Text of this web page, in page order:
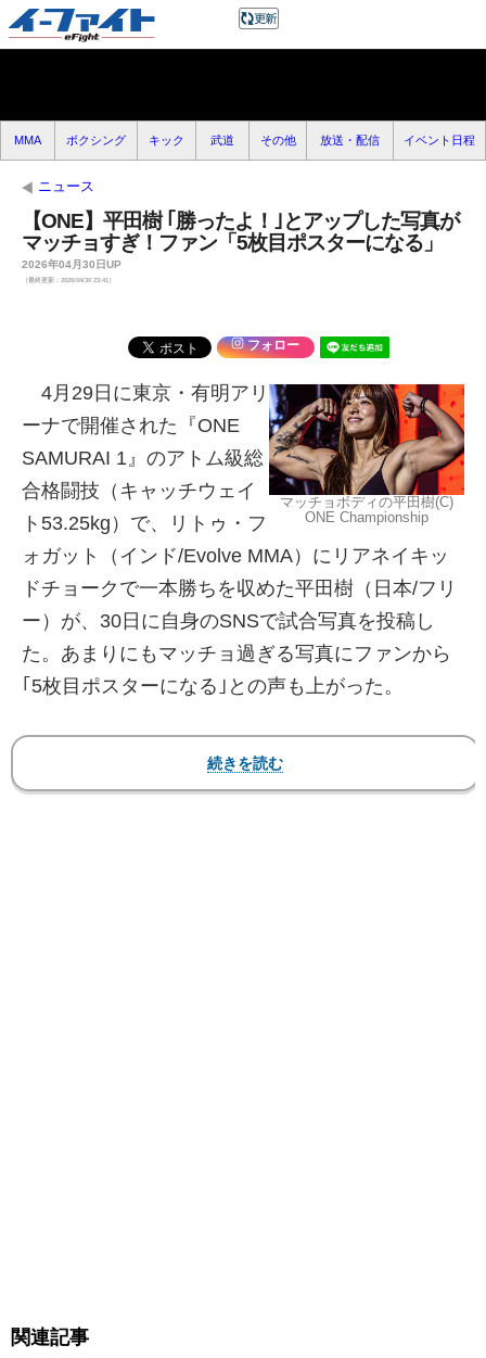
MMA ボクシング キック 武道 その他 放送・配信 イベント日程
ニュース
【ONE】平田樹 ｢勝ったよ！｣とアップした写真が
マッチョすぎ！ファン「5枚目ポスターになる」
2026年04月30日UP
（最終更新：2026/04/30 23:41）
フォロー
マッチョボディの平田樹(C)
ONE Championship
4月29日に東京・有明アリ
ーナで開催された『ONE
SAMURAI 1』のアトム級総
合格闘技（キャッチウェイ
ト53.25kg）で、リトゥ・フ
ォガット（インド/Evolve MMA）にリアネイキッ
ドチョークで一本勝ちを収めた平田樹（日本/フリ
ー）が、30日に自身のSNSで試合写真を投稿し
た。あまりにもマッチョ過ぎる写真にファンから
｢5枚目ポスターになる｣との声も上がった。
【フォト】平田樹、マッチョすぎるボディ！計量
関連記事